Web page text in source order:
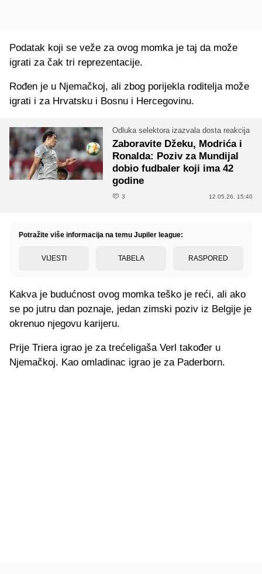
Podatak koji se veže za ovog momka je taj da može
igrati za čak tri reprezentacije.
Rođen je u Njemačkoj, ali zbog porijekla roditelja može
igrati i za Hrvatsku i Bosnu i Hercegovinu.
Odluka selektora izazvala dosta reakcija
Zaboravite Džeku, Modrića i
Ronalda: Poziv za Mundijal
dobio fudbaler koji ima 42
godine
3 12.05.26. 15:40
Potražite više informacija na temu Jupiler league:
VIJESTI TABELA RASPORED
Kakva je budućnost ovog momka teško je reći, ali ako
se po jutru dan poznaje, jedan zimski poziv iz Belgije je
okrenuo njegovu karijeru.
Prije Triera igrao je za trećeligaša Verl također u
Njemačkoj. Kao omladinac igrao je za Paderborn.